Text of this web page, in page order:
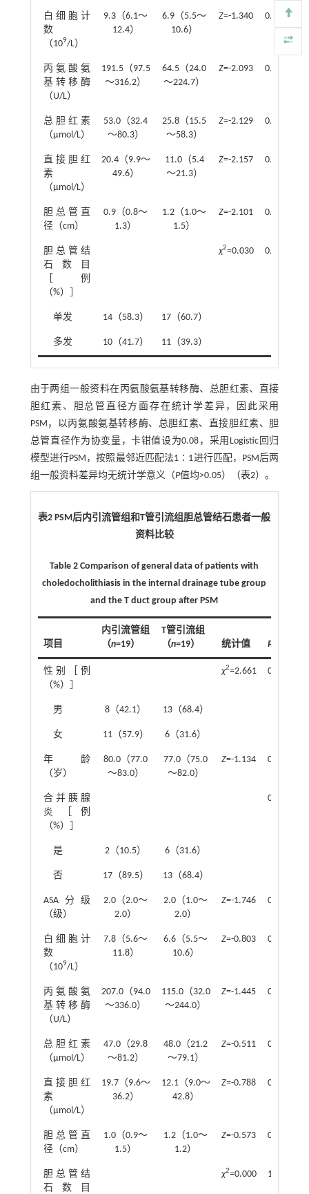
白细胞计
数
（109/L）
9.3（6.1～
12.4）
6.9（5.5～
10.6）
Z=-1.340 0.180
丙氨酸氨
基转移酶
（U/L）
191.5（97.5
～316.2）
64.5（24.0
～224.7）
Z=-2.093 0.036
总胆红素
（μmol/L）
53.0（32.4
～80.3）
25.8（15.5
～58.3）
Z=-2.129 0.033
直接胆红
素
（μmol/L）
20.4（9.9～
49.6）
11.0（5.4
～21.3）
Z=-2.157 0.031
胆总管直
径（cm）
0.9（0.8～
1.3）
1.2（1.0～
1.5）
Z=-2.101 0.036
胆总管结
石数目
［例
（%）］
χ2=0.030 0.862
单发 14（58.3） 17（60.7）
多发 10（41.7） 11（39.3）
由于两组一般资料在丙氨酸氨基转移酶、总胆红素、直接
胆红素、胆总管直径方面存在统计学差异，因此采用
PSM，以丙氨酸氨基转移酶、总胆红素、直接胆红素、胆
总管直径作为协变量，卡钳值设为0.08，采用Logistic回归
模型进行PSM，按照最邻近匹配法1∶1进行匹配，PSM后两
组一般资料差异均无统计学意义（P值均>0.05）（表2）。
表2 PSM后内引流管组和T管引流组胆总管结石患者一般
资料比较
Table 2 Comparison of general data of patients with
choledocholithiasis in the internal drainage tube group
and the T duct group after PSM
项目
内引流管组
（n=19）
T管引流组
（n=19） 统计值 P
性别［例
（%）］
χ2=2.661 0.103
男 8（42.1） 13（68.4）
女 11（57.9） 6（31.6）
年龄
（岁）
80.0（77.0
～83.0）
77.0（75.0
～82.0）
Z=-1.134 0.257
合并胰腺
炎［例
（%）］
0.232
是 2（10.5） 6（31.6）
否 17（89.5） 13（68.4）
ASA分级
（级）
2.0（2.0～
2.0）
2.0（1.0～
2.0）
Z=-1.746 0.081
白细胞计
数
（109/L）
7.8（5.6～
11.8）
6.6（5.5～
10.6）
Z=-0.803 0.422
丙氨酸氨
基转移酶
（U/L）
207.0（94.0
～336.0）
115.0（32.0
～244.0）
Z=-1.445 0.148
总胆红素
（μmol/L）
47.0（29.8
～81.2）
48.0（21.2
～79.1）
Z=-0.511 0.609
直接胆红
素
（μmol/L）
19.7（9.6～
36.2）
12.1（9.0～
42.8）
Z=-0.788 0.453
胆总管直
径（cm）
1.0（0.9～
1.5）
1.2（1.0～
1.2）
Z=-0.573 0.567
胆总管结
石数目
χ2=0.000 1.000